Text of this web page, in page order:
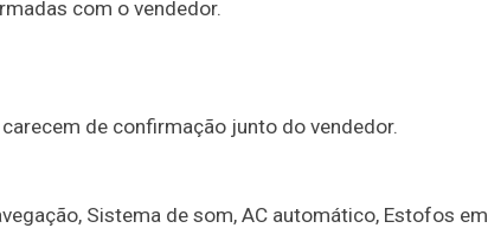
com o vendedor.
de confirmação junto do vendedor.
Sistema de som, AC automático, Estofos em